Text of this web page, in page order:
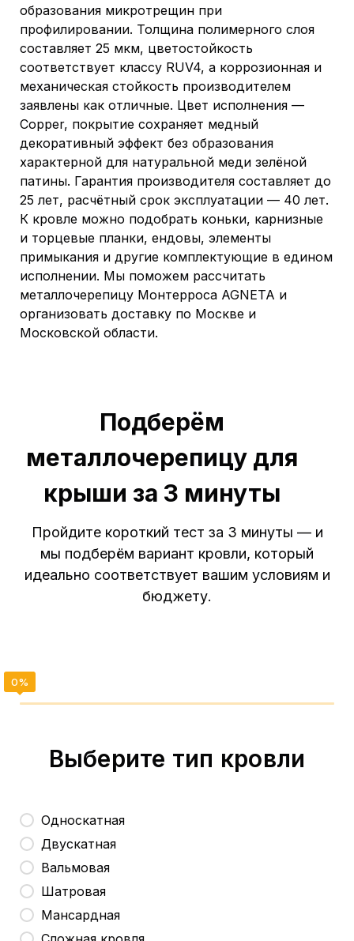
образования микротрещин при
профилировании. Толщина полимерного слоя
составляет 25 мкм, цветостойкость
соответствует классу RUV4, а коррозионная и
механическая стойкость производителем
заявлены как отличные. Цвет исполнения —
Copper, покрытие сохраняет медный
декоративный эффект без образования
характерной для натуральной меди зелёной
патины. Гарантия производителя составляет до
25 лет, расчётный срок эксплуатации — 40 лет.
К кровле можно подобрать коньки, карнизные
и торцевые планки, ендовы, элементы
примыкания и другие комплектующие в едином
исполнении. Мы поможем рассчитать
металлочерепицу Монтерроса AGNETA и
организовать доставку по Москве и
Московской области.
Пройдите короткий тест за 3 минуты — и
мы подберём вариант кровли, который
идеально соответствует вашим условиям и
бюджету.
Подберём
металлочерепицу для
крыши за 3 минуты
Выберите тип кровли
Односкатная
Двускатная
Вальмовая
Шатровая
Мансардная